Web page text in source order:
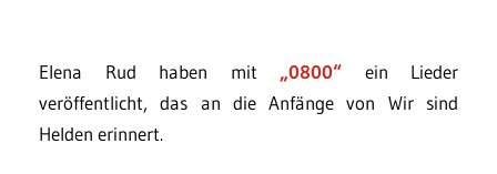
Elena Rud haben mit „0800“ ein Lieder
veröffentlicht, das an die Anfänge von Wir sind
Helden erinnert.